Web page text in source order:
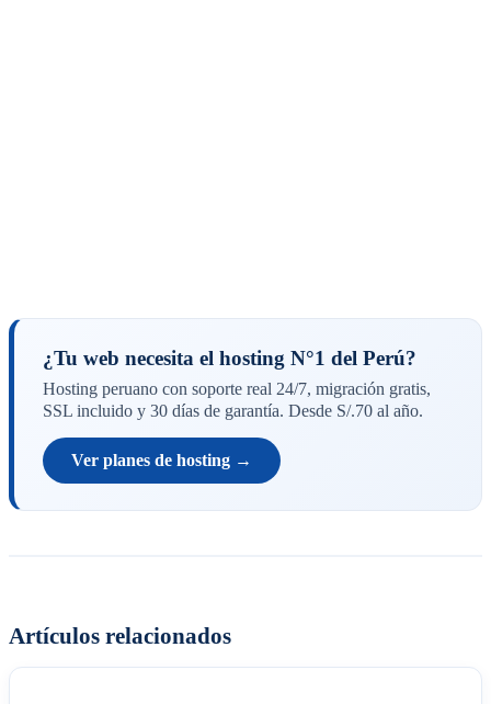
¿Tu web necesita el hosting N°1 del Perú?
Hosting peruano con soporte real 24/7, migración gratis,
SSL incluido y 30 días de garantía. Desde S/.70 al año.
Ver planes de hosting →
Artículos relacionados